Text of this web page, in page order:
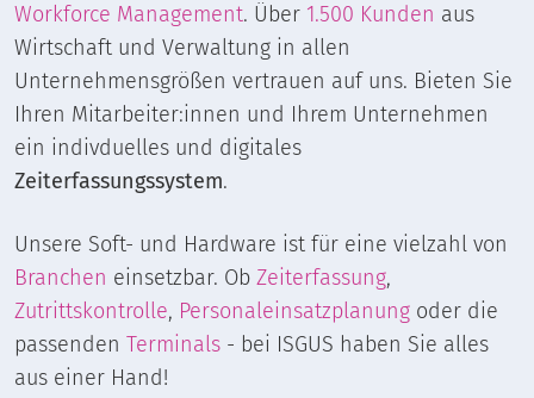
Workforce Management. Über 1.500 Kunden aus
Wirtschaft und Verwaltung in allen
Unternehmensgrößen vertrauen auf uns. Bieten Sie
Ihren Mitarbeiter:innen und Ihrem Unternehmen
ein indivduelles und digitales
Zeiterfassungssystem.
Unsere Soft- und Hardware ist für eine vielzahl von
Branchen einsetzbar. Ob Zeiterfassung,
Zutrittskontrolle, Personaleinsatzplanung oder die
passenden Terminals - bei ISGUS haben Sie alles
aus einer Hand!